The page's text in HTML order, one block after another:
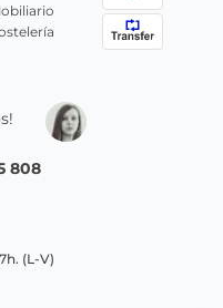
808
(L-V)